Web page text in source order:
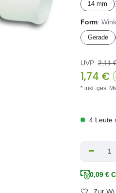
14 mm
Form:
Gerade
UVP: 2,11
1,74 €
* inkl. ges.
4 Leute
0,09 €